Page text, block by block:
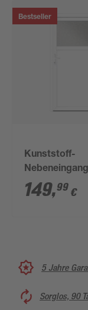
Bestseller
Kunststoff-
'BAZ 682' 98 x
Anschlag
149,99 €
5 Jahre
Sorglos, 90